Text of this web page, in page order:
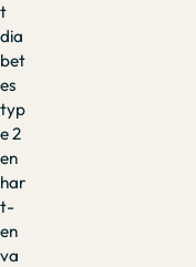
t
dia
bet
es
typ
e 2
en
har
t-
en
va